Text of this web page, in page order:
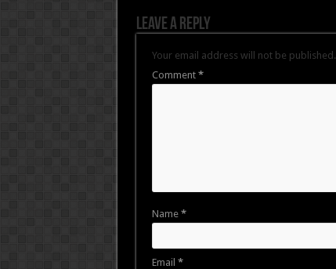
Leave a Reply
Your email address will not be published.
Comment *
Name *
Email *